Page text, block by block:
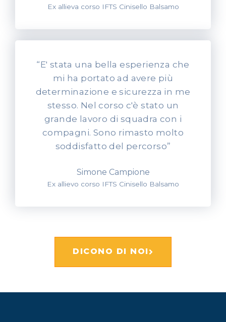
Ex allieva corso IFTS Cinisello Balsamo
“E' stata una bella esperienza che
mi ha portato ad avere più
determinazione e sicurezza in me
stesso. Nel corso c'è stato un
grande lavoro di squadra con i
compagni. Sono rimasto molto
soddisfatto del percorso”
Simone Campione
Ex allievo corso IFTS Cinisello Balsamo
DICONO DI NOI